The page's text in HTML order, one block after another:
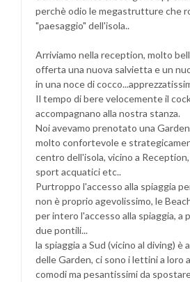
perchè odio le megastrutture che
"paesaggio" dell'isola..
Arriviamo nella reception, molto
offerta una nuova salvietta e un
in una noce di
Il tempo di bere velocemente il
accompagnano alla nostra stanza.
Noi avevamo prenotato una
molto confortevole e
centro dell'isola, vicino a
sport acquatici etc..
Purtroppo l'accesso alla spiaggia
non è proprio agevolissimo, le
per intero l'accesso alla spiaggia, a
due pontili...
la spiaggia a Sud (vicino al diving) è
delle Garden, ci sono i lettini a loro
comodi ma pesantissimi da